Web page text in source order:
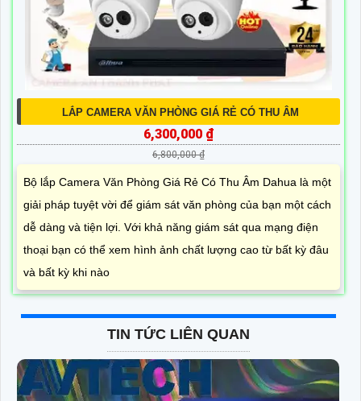
LẮP CAMERA VĂN PHÒNG GIÁ RẺ CÓ THU ÂM
6,300,000 ₫
6,800,000 ₫
Bộ lắp Camera Văn Phòng Giá Rẻ Có Thu Âm Dahua là một
giải pháp tuyệt vời để giám sát văn phòng của bạn một cách
dễ dàng và tiện lợi. Với khả năng giám sát qua mạng điện
thoại bạn có thể xem hình ảnh chất lượng cao từ bất kỳ đâu
và bất kỳ khi nào
TIN TỨC LIÊN QUAN